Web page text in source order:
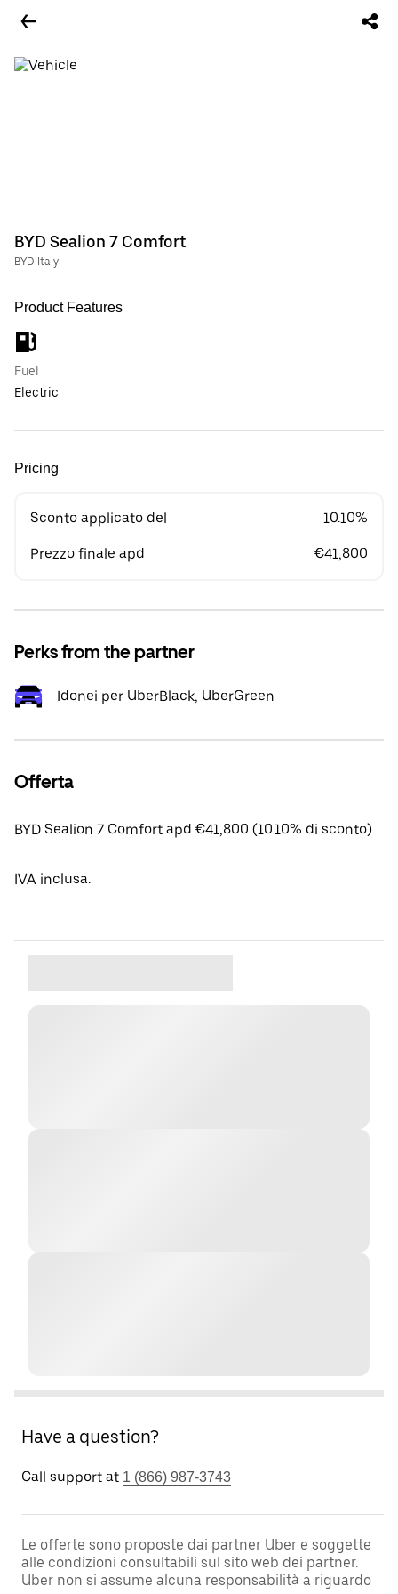
BYD Sealion 7 Comfort
BYD Italy
Product Features
Fuel
Electric
Pricing
Sconto applicato del 10.10%
Prezzo finale apd €41,800
Perks from the partner
Idonei per UberBlack, UberGreen
Offerta
BYD Sealion 7 Comfort apd €41,800 (10.10% di sconto).
IVA inclusa.
Have a question?
Call support at 1 (866) 987-3743
Le offerte sono proposte dai partner Uber e soggette
alle condizioni consultabili sul sito web dei partner.
Uber non si assume alcuna responsabilità a riguardo